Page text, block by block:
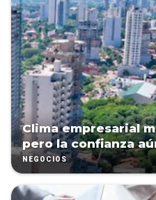
Clima empresarial
pero la confianza
NEGOCIOS